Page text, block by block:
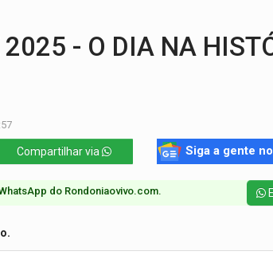
2025 - O DIA NA
Compartilhar via Siga a gente
do Rondoniaovivo.com.​